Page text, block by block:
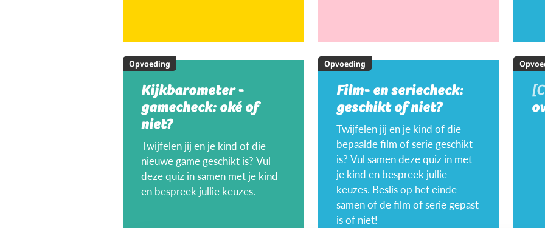
Opvoeding
Kijkbarometer -
gamecheck: oké of
niet?
Twijfelen jij en je kind of die
nieuwe game geschikt is? Vul
deze quiz in samen met je kind
en bespreek jullie keuzes.
Opvoeding
Film- en seriecheck:
geschikt of niet?
Twijfelen jij en je kind of die
bepaalde film of serie geschikt
is? Vul samen deze quiz in met
je kind en bespreek jullie
keuzes. Beslis op het einde
samen of de film of serie gepast
is of niet!